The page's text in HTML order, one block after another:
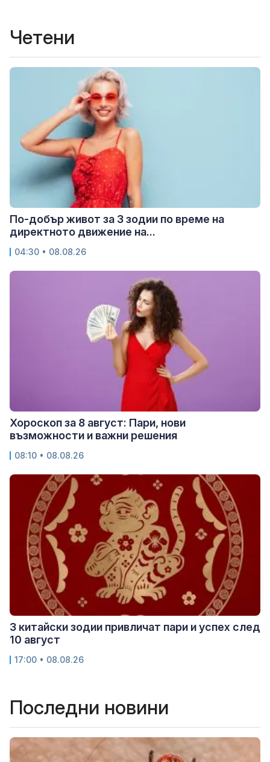
Четени
По-добър живот за 3 зодии по време на
директното движение на...
04:30 • 08.08.26
Хороскоп за 8 август: Пари, нови
възможности и важни решения
08:10 • 08.08.26
3 китайски зодии привличат пари и успех след
10 август
17:00 • 08.08.26
Последни новини